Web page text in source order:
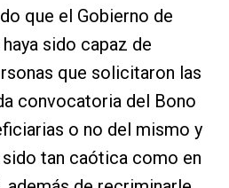
que el Gobierno de
sido capaz de
que solicitaron las
convocatoria del Bono
o no del mismo y
tan caótica como en